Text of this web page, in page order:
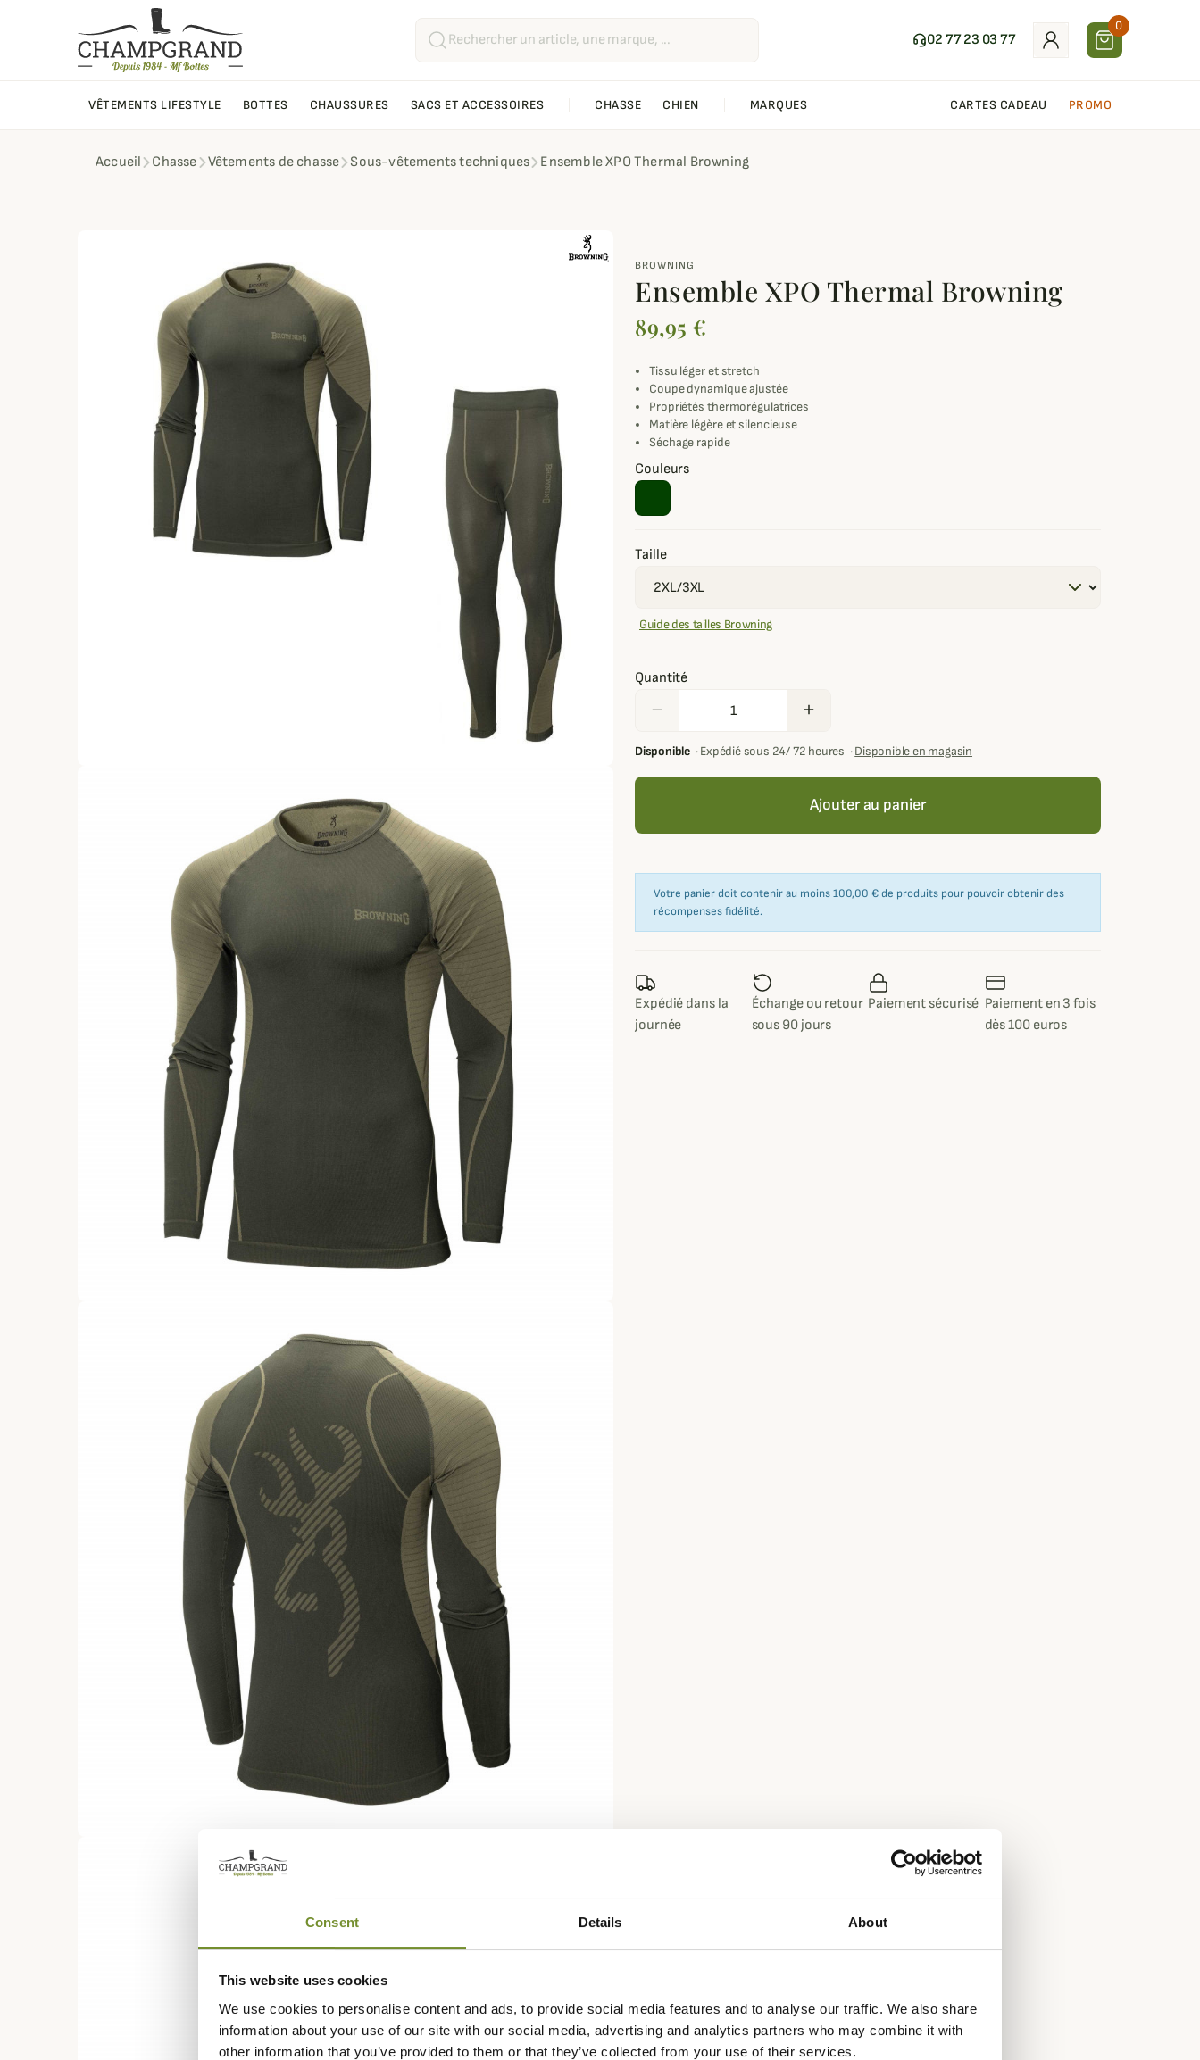
Consent Details About
This website uses cookies
We use cookies to personalise content and ads, to provide social media features and to analyse our traffic. We also share
information about your use of our site with our social media, advertising and analytics partners who may combine it with
other information that you’ve provided to them or that they’ve collected from your use of their services.
02 77 23 03 77
0
VÊTEMENTS LIFESTYLE BOTTES CHAUSSURES SACS ET ACCESSOIRES CHASSE CHIEN MARQUES CARTES CADEAU PROMO
Accueil Chasse Vêtements de chasse Sous-vêtements techniques Ensemble XPO Thermal Browning
BROWNING
Ensemble XPO Thermal Browning
89,95 €
Tissu léger et stretch
Coupe dynamique ajustée
Propriétés thermorégulatrices
Matière légère et silencieuse
Séchage rapide
Couleurs
Taille
Guide des tailles Browning
Quantité
remove add
Disponible ·Expédié sous 24/ 72 heures ·Disponible en magasin
Ajouter au panier
Votre panier doit contenir au moins 100,00 € de produits pour pouvoir obtenir des
récompenses fidélité.
Expédié dans la
journée
Échange ou retour
sous 90 jours
Paiement sécurisé Paiement en 3 fois
dès 100 euros